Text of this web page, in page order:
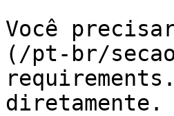
Você
(/pt-br/
diretamente.